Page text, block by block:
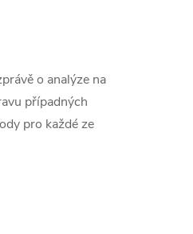
o analýze na
případných
pro každé ze